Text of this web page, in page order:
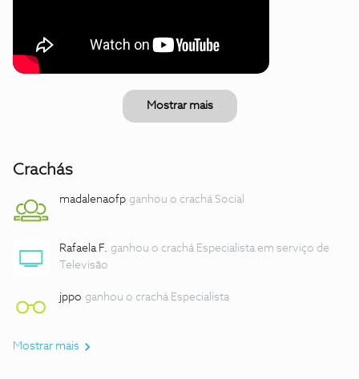
Mostrar mais
Crachás
madalenaofp ganhou o crachá Social
Rafaela F. ganhou o crachá Especialista em serviço de
Televisão
jppo ganhou o crachá Especialista
Mostrar mais